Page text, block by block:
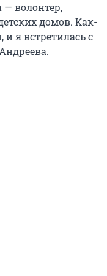
волонтер,
домов. Как-
и я встретилась с